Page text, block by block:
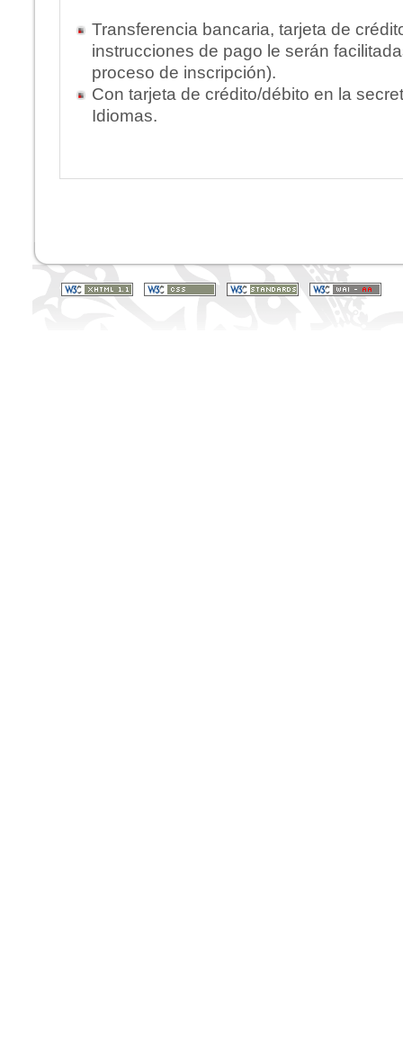
Transferencia bancaria, tarjeta de
instrucciones de pago le serán
proceso de inscripción).
Con tarjeta de crédito/débito en la
Idiomas.